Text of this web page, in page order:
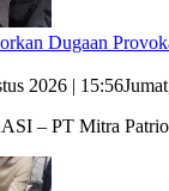
Dugaan
2026 | 15:56
– PT Mitra